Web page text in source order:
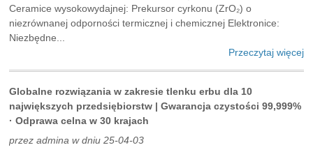
Ceramice wysokowydajnej: Prekursor cyrkonu (ZrO₂) o
niezrównanej odporności termicznej i chemicznej Elektronice:
Niezbędne...
Przeczytaj więcej
Globalne rozwiązania w zakresie tlenku erbu dla 10
największych przedsiębiorstw | Gwarancja czystości 99,999%
· Odprawa celna w 30 krajach
przez admina w dniu 25-04-03